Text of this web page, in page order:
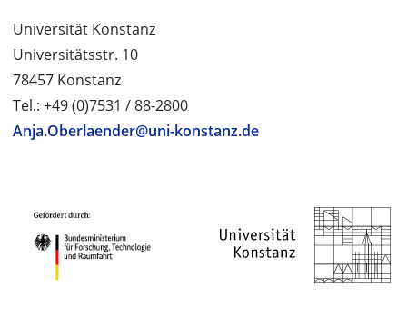
Universität Konstanz
Universitätsstr. 10
78457 Konstanz
Tel.: +49 (0)7531 / 88-2800
Anja.Oberlaender@uni-konstanz.de